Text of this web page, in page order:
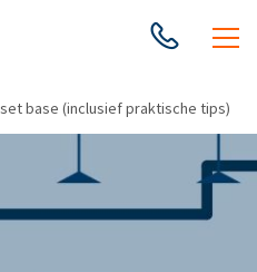
base (inclusief praktische tips)